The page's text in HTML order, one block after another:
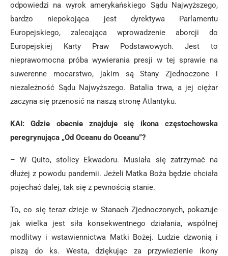
odpowiedzi na wyrok amerykańskiego Sądu Najwyższego,
bardzo niepokojąca jest dyrektywa Parlamentu
Europejskiego, zalecająca wprowadzenie aborcji do
Europejskiej Karty Praw Podstawowych. Jest to
nieprawomocna próba wywierania presji w tej sprawie na
suwerenne mocarstwo, jakim są Stany Zjednoczone i
niezależność Sądu Najwyższego. Batalia trwa, a jej ciężar
zaczyna się przenosić na naszą stronę Atlantyku.
KAI: Gdzie obecnie znajduje się ikona częstochowska
peregrynująca „Od Oceanu do Oceanu”?
– W Quito, stolicy Ekwadoru. Musiała się zatrzymać na
dłużej z powodu pandemii. Jeżeli Matka Boża będzie chciała
pojechać dalej, tak się z pewnością stanie.
To, co się teraz dzieje w Stanach Zjednoczonych, pokazuje
jak wielka jest siła konsekwentnego działania, wspólnej
modlitwy i wstawiennictwa Matki Bożej. Ludzie dzwonią i
piszą do ks. Westa, dziękując za przywiezienie ikony